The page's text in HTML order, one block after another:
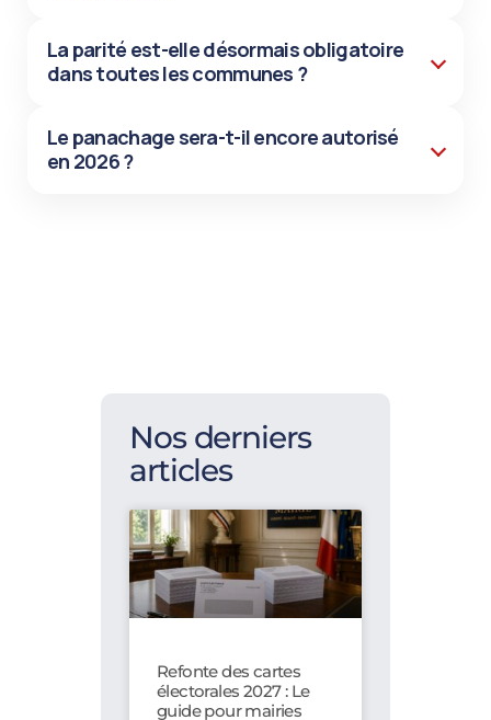
La parité est-elle désormais obligatoire
dans toutes les communes ?
Le panachage sera-t-il encore autorisé
en 2026 ?
Nos derniers
articles
Refonte des cartes
électorales 2027 : Le
guide pour mairies